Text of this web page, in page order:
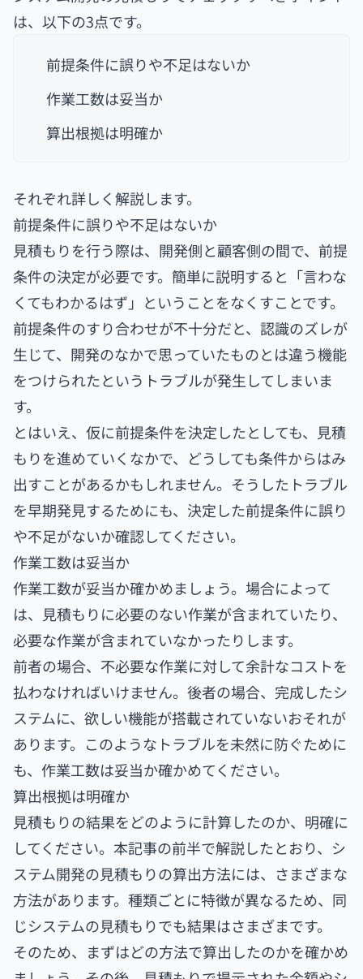
は、以下の3点です。
前提条件に誤りや不足はないか
作業工数は妥当か
算出根拠は明確か
それぞれ詳しく解説します。
前提条件に誤りや不足はないか
見積もりを行う際は、開発側と顧客側の間で、前提
条件の決定が必要です。簡単に説明すると「言わな
くてもわかるはず」ということをなくすことです。
前提条件のすり合わせが不十分だと、認識のズレが
生じて、開発のなかで思っていたものとは違う機能
をつけられたというトラブルが発生してしまいま
す。
とはいえ、仮に前提条件を決定したとしても、見積
もりを進めていくなかで、どうしても条件からはみ
出すことがあるかもしれません。そうしたトラブル
を早期発見するためにも、決定した前提条件に誤り
や不足がないか確認してください。
作業工数は妥当か
作業工数が妥当か確かめましょう。場合によって
は、見積もりに必要のない作業が含まれていたり、
必要な作業が含まれていなかったりします。
前者の場合、不必要な作業に対して余計なコストを
払わなければいけません。後者の場合、完成したシ
ステムに、欲しい機能が搭載されていないおそれが
あります。このようなトラブルを未然に防ぐために
も、作業工数は妥当か確かめてください。
算出根拠は明確か
見積もりの結果をどのように計算したのか、明確に
してください。本記事の前半で解説したとおり、シ
ステム開発の見積もりの算出方法には、さまざまな
方法があります。種類ごとに特徴が異なるため、同
じシステムの見積もりでも結果はさまざまです。
そのため、まずはどの方法で算出したのかを確かめ